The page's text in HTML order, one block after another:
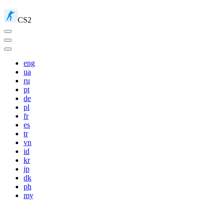
CS2
eng
ua
ru
pt
de
pl
fr
es
tr
vn
id
kr
jp
dk
ph
my